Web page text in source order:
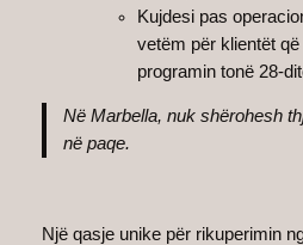
Kujdesi pas
vetëm për klientët
programin tonë 28-
Në Marbella, nuk shërohesh
në paqe.
Një qasje unike për rikuperimin